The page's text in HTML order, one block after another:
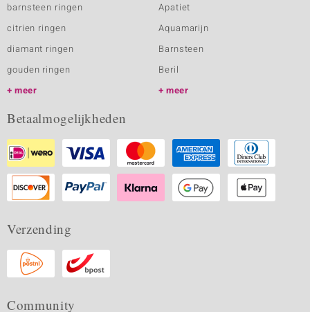
barnsteen ringen
citrien ringen
diamant ringen
gouden ringen
meer
Apatiet
Aquamarijn
Barnsteen
Beril
meer
Betaalmogelijkheden
Verzending
Community